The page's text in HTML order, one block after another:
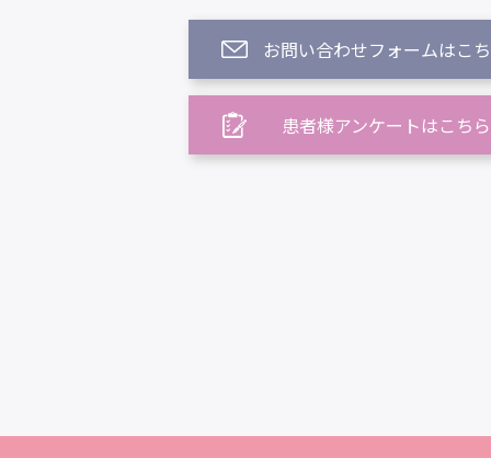
お問い合わせフォームはこ
患者様アンケートはこちら